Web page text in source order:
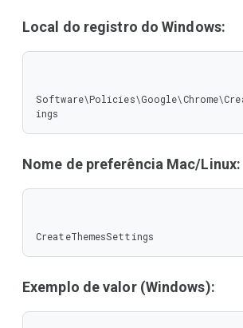
Local do registro do Windows:
ings
Nome de preferência Mac/Linux:
CreateThemesSettings
Exemplo de valor (Windows):